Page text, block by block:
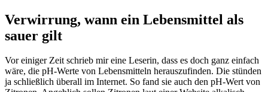
Verwirrung, wann ein Lebensmittel als
sauer gilt
Vor einiger Zeit schrieb mir eine Leserin, dass es doch ganz einfach
wäre, die pH-Werte von Lebensmitteln herauszufinden. Die stünden
ja schließlich überall im Internet. So fand sie auch den pH-Wert von